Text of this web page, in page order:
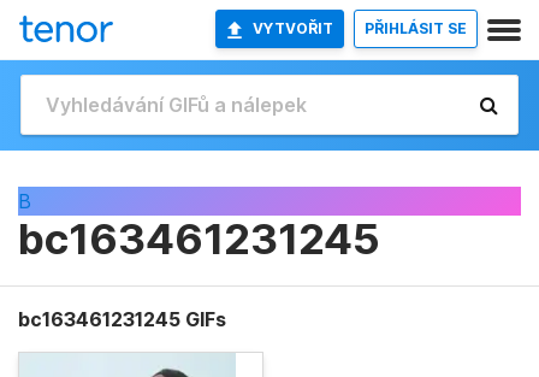
VYTVOŘIT PŘIHLÁSIT SE
B
bc163461231245
bc163461231245 GIFs